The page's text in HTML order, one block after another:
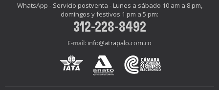
WhatsApp - Servicio postventa - Lunes a sábado 10 am a 8 pm,
domingos y festivos 1 pm a 5 pm:
312-228-8492
E-mail: info@atrapalo.com.co